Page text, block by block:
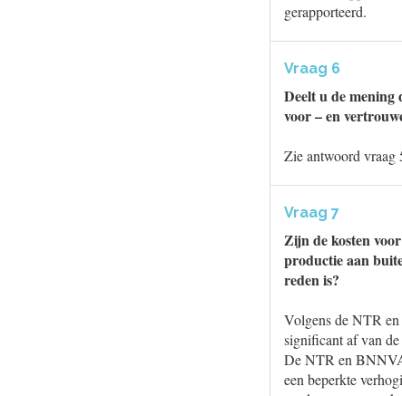
gerapporteerd.
Vraag 6
Deelt u de mening
voor – en
Zie antwoord vraag
Vraag 7
Zijn de kosten
productie aan
reden is?
Volgens de NTR
significant af van
De NTR en
een beperkte